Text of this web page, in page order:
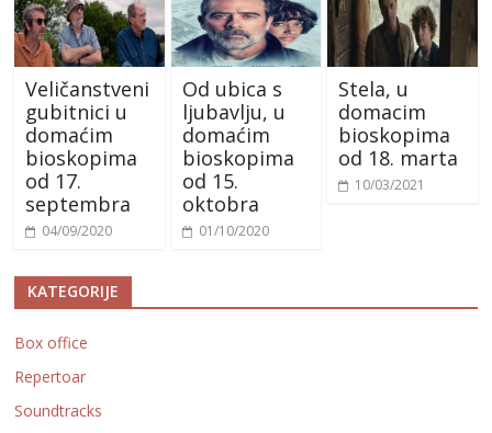
Veličanstveni
gubitnici u
domaćim
bioskopima
od 17.
septembra
04/09/2020
Od ubica s
ljubavlju, u
domaćim
bioskopima
od 15.
oktobra
01/10/2020
Stela, u
domacim
bioskopima
od 18. marta
10/03/2021
KATEGORIJE
Box office
Repertoar
Soundtracks